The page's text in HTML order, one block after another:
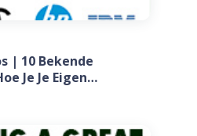
| 10 Bekende
Je Je Eigen